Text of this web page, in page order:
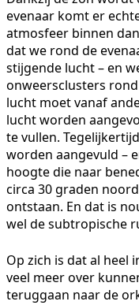
evenaar komt er
atmosfeer binnen
dat we rond de
stijgende lucht – en
onweersclusters
lucht moet vanaf
lucht worden
te vullen.
worden aangevuld –
hoogte die naar
circa 30 graden
ontstaan. En dat is
wel de subtropische
Op zich is dat al heel
veel meer over
teruggaan naar de